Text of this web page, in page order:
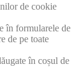
de cookie
în formularele de
de pe toate
în coșul de